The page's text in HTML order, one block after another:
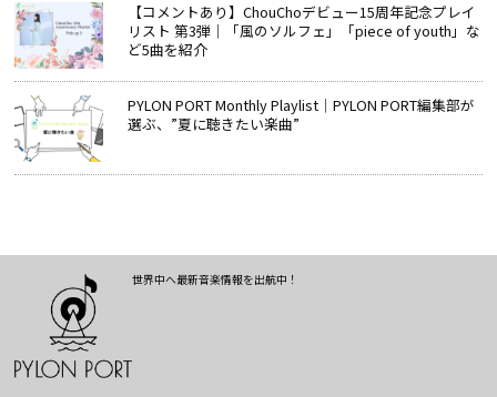
【コメントあり】ChouChoデビュー15周年記念プレイ
リスト 第3弾｜「風のソルフェ」「piece of youth」な
ど5曲を紹介
PYLON PORT Monthly Playlist│PYLON PORT編集部が
選ぶ、”夏に聴きたい楽曲”
世界中へ最新音楽情報を出航中！